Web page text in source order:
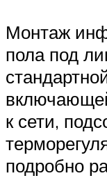
Монтаж
пола под
к сети,
подробно